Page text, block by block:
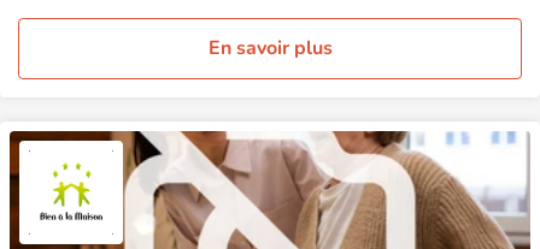
En savoir plus